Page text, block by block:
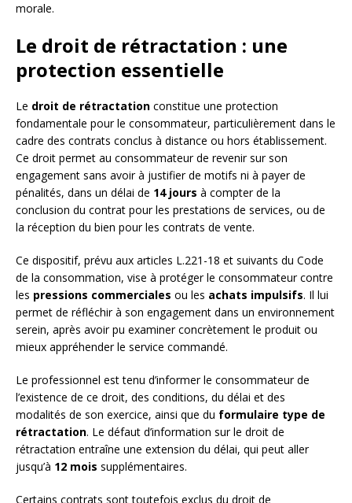
morale.
Le droit de rétractation : une
protection essentielle
Le droit de rétractation constitue une protection
fondamentale pour le consommateur, particulièrement dans le
cadre des contrats conclus à distance ou hors établissement.
Ce droit permet au consommateur de revenir sur son
engagement sans avoir à justifier de motifs ni à payer de
pénalités, dans un délai de 14 jours à compter de la
conclusion du contrat pour les prestations de services, ou de
la réception du bien pour les contrats de vente.
Ce dispositif, prévu aux articles L.221-18 et suivants du Code
de la consommation, vise à protéger le consommateur contre
les pressions commerciales ou les achats impulsifs. Il lui
permet de réfléchir à son engagement dans un environnement
serein, après avoir pu examiner concrètement le produit ou
mieux appréhender le service commandé.
Le professionnel est tenu d’informer le consommateur de
l’existence de ce droit, des conditions, du délai et des
modalités de son exercice, ainsi que du formulaire type de
rétractation. Le défaut d’information sur le droit de
rétractation entraîne une extension du délai, qui peut aller
jusqu’à 12 mois supplémentaires.
Certains contrats sont toutefois exclus du droit de